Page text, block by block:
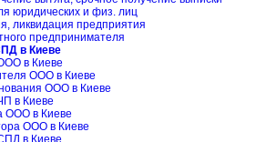
юридических и физ. лиц
ликвидация предприятия
предпринимателя
в Киеве
в Киеве
ООО в Киеве
ООО в Киеве
в Киеве
ООО в Киеве
ООО в Киеве